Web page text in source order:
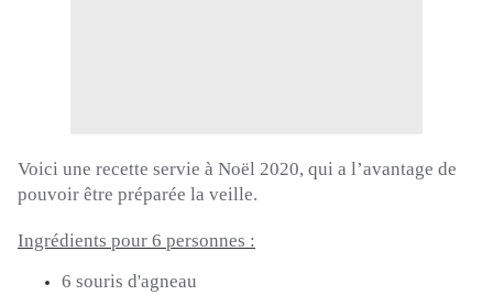
Voici une recette servie à Noël 2020, qui a l’avantage de
pouvoir être préparée la veille.
Ingrédients pour 6 personnes :
6 souris d'agneau